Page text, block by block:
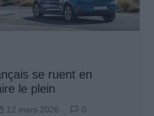
se ruent en
le plein
12 mars 2026 0